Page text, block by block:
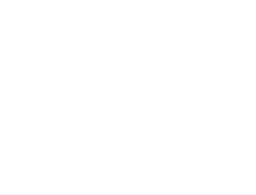
Dispositivo de
Durante esta fase, los
junto con el personal de los
mantenimiento y patrullas
ininterrumpida para